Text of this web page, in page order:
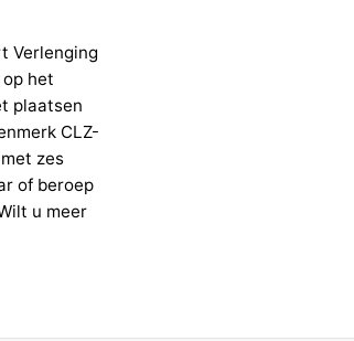
Verlenging
het
plaatsen
CLZ-
zes
of beroep
u meer